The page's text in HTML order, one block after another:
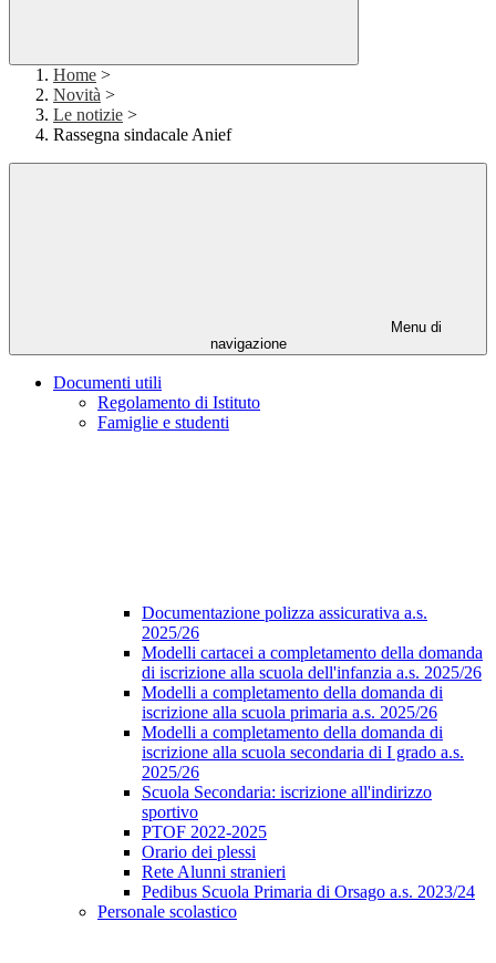
Home >
Novità >
Le notizie >
Rassegna sindacale Anief
Menu di
navigazione
Documenti utili
Regolamento di Istituto
Famiglie e studenti
Documentazione polizza assicurativa a.s.
2025/26
Modelli cartacei a completamento della domanda
di iscrizione alla scuola dell'infanzia a.s. 2025/26
Modelli a completamento della domanda di
iscrizione alla scuola primaria a.s. 2025/26
Modelli a completamento della domanda di
iscrizione alla scuola secondaria di I grado a.s.
2025/26
Scuola Secondaria: iscrizione all'indirizzo
sportivo
PTOF 2022-2025
Orario dei plessi
Rete Alunni stranieri
Pedibus Scuola Primaria di Orsago a.s. 2023/24
Personale scolastico